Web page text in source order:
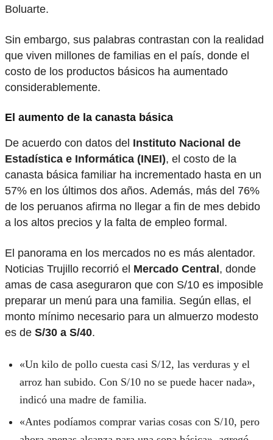
Boluarte.
Sin embargo, sus palabras contrastan con la realidad
que viven millones de familias en el país, donde el
costo de los productos básicos ha aumentado
considerablemente.
El aumento de la canasta básica
De acuerdo con datos del Instituto Nacional de
Estadística e Informática (INEI), el costo de la
canasta básica familiar ha incrementado hasta en un
57% en los últimos dos años. Además, más del 76%
de los peruanos afirma no llegar a fin de mes debido
a los altos precios y la falta de empleo formal.
El panorama en los mercados no es más alentador.
Noticias Trujillo recorrió el Mercado Central , donde
amas de casa aseguraron que con S/10 es imposible
preparar un menú para una familia. Según ellas, el
monto mínimo necesario para un almuerzo modesto
es de S/30 a S/40.
«Un kilo de pollo cuesta casi S/12, las verduras y el
arroz han subido. Con S/10 no se puede hacer nada»,
indicó una madre de familia.
«Antes podíamos comprar varias cosas con S/10, pero